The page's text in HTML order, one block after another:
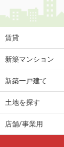
賃貸
新築マンション
新築一戸建て
土地を探す
店舗/事業用